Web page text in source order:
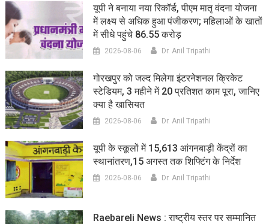
यूपी ने बनाया नया रिकॉर्ड, पीएम मातृ वंदना योजना
में लक्ष्य से अधिक हुआ पंजीकरण; महिलाओं के खातों
में सीधे पहुंचे 86.55 करोड़
2026-08-06 Dr. Anil Tripathi
गोरखपुर को जल्द मिलेगा इंटरनेशनल क्रिकेट
स्टेडियम, 3 महीने में 20 प्रतिशत काम पूरा, जानिए
क्या है खासियत
2026-08-06 Dr. Anil Tripathi
यूपी के स्कूलों में 15,613 आंगनबाड़ी केंद्रों का
स्थानांतरण,15 अगस्त तक शिफ्टिंग के निर्देश
2026-08-06 Dr. Anil Tripathi
Raebareli News : राष्ट्रीय स्तर पर सम्मानित